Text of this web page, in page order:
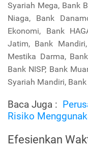
Syariah Mega, Bank
Niaga, Bank
Ekonomi, Bank
Jatim, Bank
Mestika Darma,
Bank NISP, Bank
Syariah Mandiri, Bank
Baca Juga :
Risiko
Efesienkan